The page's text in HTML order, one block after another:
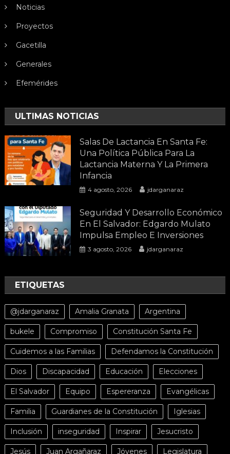
Noticias
Proyectos
Gacetilla
Generales
Efemérides
ULTIMAS NOTICIAS
Salas De Lactancia En Santa Fe:
Una Política Pública Para La
Lactancia Materna Y La Primera
Infancia
4 agosto, 2026 jdarganaraz
Seguridad Y Desarrollo Económico
En El Salvador: Edgardo Mulato
Impulsa Empleo E Inversiones
3 agosto, 2026 jdarganaraz
ETIQUETAS
@jdarganaraz Amalia Granata Argentina
bukele Compromiso Constitución Santa Fe
Cuidemos a las Familias Defendamos la Constitución
Dios Discapacidad Educación Elecciones
El Salvador Equipo Espereranza Evangélicas
Familia Guardianes de la Constitución Iglesias
Inclusión inseguridad Inspirar Jesucristo
Jesús Juan Argañaraz Jóvenes Legislatura